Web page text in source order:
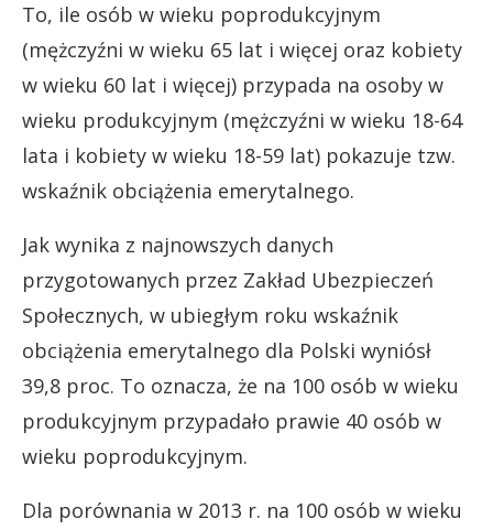
To, ile osób w wieku poprodukcyjnym
(mężczyźni w wieku 65 lat i więcej oraz kobiety
w wieku 60 lat i więcej) przypada na osoby w
wieku produkcyjnym (mężczyźni w wieku 18-64
lata i kobiety w wieku 18-59 lat) pokazuje tzw.
wskaźnik obciążenia emerytalnego.
Jak wynika z najnowszych danych
przygotowanych przez Zakład Ubezpieczeń
Społecznych, w ubiegłym roku wskaźnik
obciążenia emerytalnego dla Polski wyniósł
39,8 proc. To oznacza, że na 100 osób w wieku
produkcyjnym przypadało prawie 40 osób w
wieku poprodukcyjnym.
Dla porównania w 2013 r. na 100 osób w wieku